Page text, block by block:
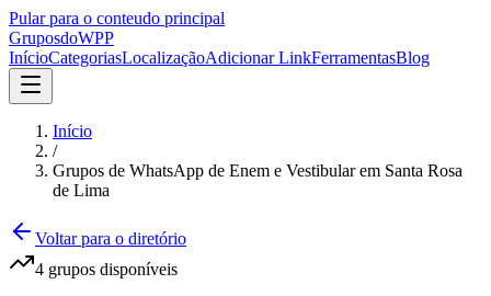
Pular para o conteudo principal
GruposdoWPP
InícioCategoriasLocalizaçãoAdicionar LinkFerramentasBlog
Início
/
Grupos de WhatsApp de Enem e Vestibular em Santa Rosa
de Lima
Voltar para o diretório
4 grupos disponíveis